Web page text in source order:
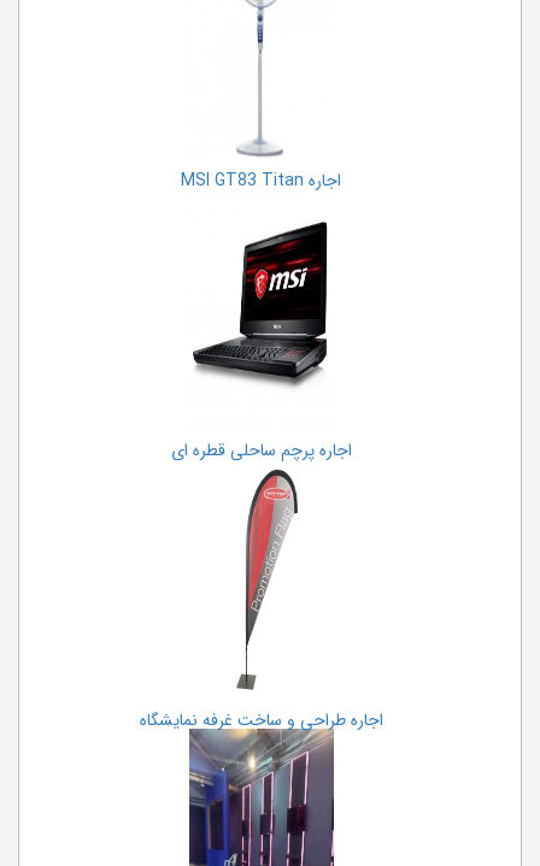
اجاره MSI GT83 Titan
اجاره پرچم ساحلی قطره ای
اجاره طراحی و ساخت غرفه نمایشگاه